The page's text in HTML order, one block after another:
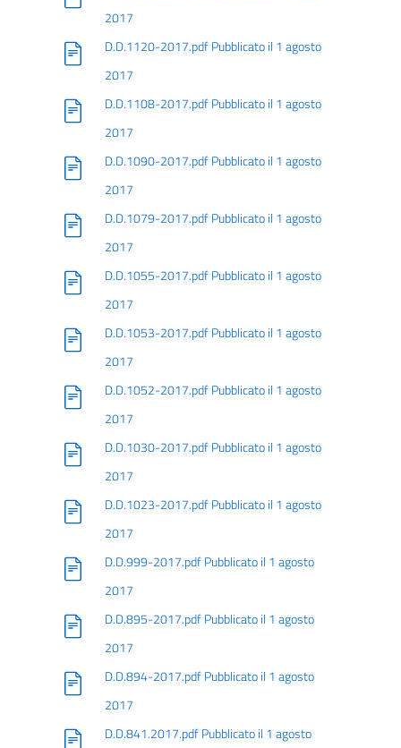
2017
D.D.1120-2017.pdf Pubblicato il 1 agosto
2017
D.D.1108-2017.pdf Pubblicato il 1 agosto
2017
D.D.1090-2017.pdf Pubblicato il 1 agosto
2017
D.D.1079-2017.pdf Pubblicato il 1 agosto
2017
D.D.1055-2017.pdf Pubblicato il 1 agosto
2017
D.D.1053-2017.pdf Pubblicato il 1 agosto
2017
D.D.1052-2017.pdf Pubblicato il 1 agosto
2017
D.D.1030-2017.pdf Pubblicato il 1 agosto
2017
D.D.1023-2017.pdf Pubblicato il 1 agosto
2017
D.D.999-2017.pdf Pubblicato il 1 agosto
2017
D.D.895-2017.pdf Pubblicato il 1 agosto
2017
D.D.894-2017.pdf Pubblicato il 1 agosto
2017
D.D.841.2017.pdf Pubblicato il 1 agosto